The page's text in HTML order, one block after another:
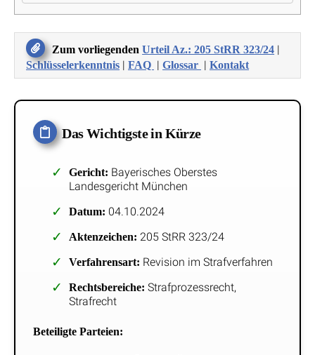
Zum vorliegendenUrteil Az.: 205 StRR 323/24 |
Schlüsselerkenntnis | FAQ | Glossar | Kontakt
Das Wichtigste in Kürze
Gericht: Bayerisches Oberstes
Landesgericht München
Datum: 04.10.2024
Aktenzeichen: 205 StRR 323/24
Verfahrensart: Revision im Strafverfahren
Rechtsbereiche: Strafprozessrecht,
Strafrecht
Beteiligte Parteien: